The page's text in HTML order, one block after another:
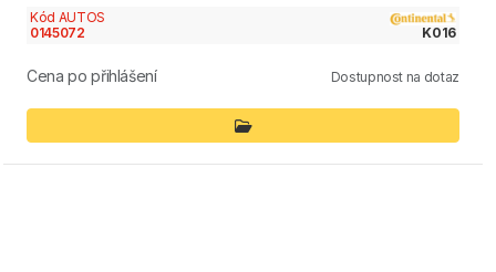
Kód AUTOS
0145072
K016
Cena po přihlášení Dostupnost na dotaz